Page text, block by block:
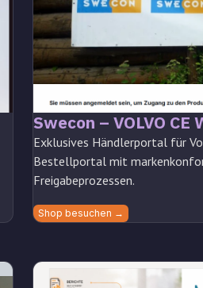
Swecon – VOLVO CE
Exklusives Händlerportal für
Bestellportal mit
Freigabeprozessen.
Shop besuchen →